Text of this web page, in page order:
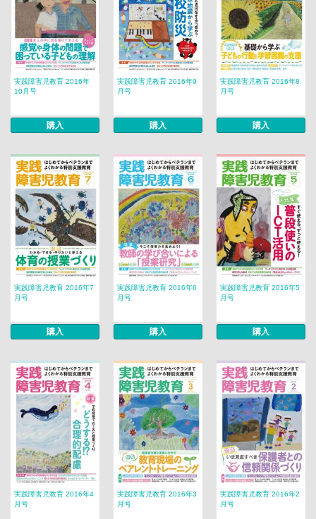
実践障害児教育 2016年
10月号
購入
実践障害児教育 2016年9
月号
購入
実践障害児教育 2016年8
月号
購入
実践障害児教育 2016年7
月号
購入
実践障害児教育 2016年6
月号
購入
実践障害児教育 2016年5
月号
購入
実践障害児教育 2016年4
月号
実践障害児教育 2016年3
月号
実践障害児教育 2016年2
月号